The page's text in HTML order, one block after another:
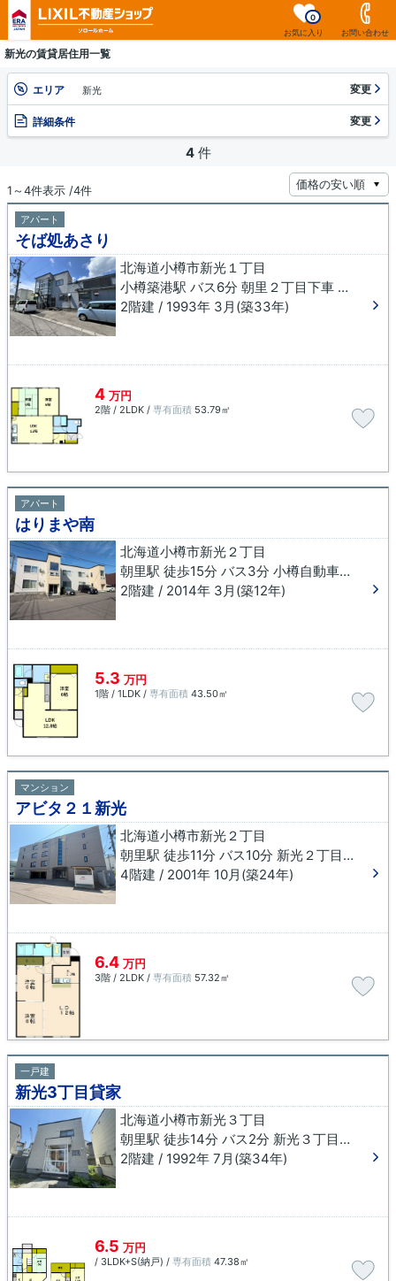
お気に入り
0
お問い合わせ
新光の賃貸居住用一覧
エリア 新光 変更
詳細条件 変更
4 件
1～4件表示 /4件
アパート
そば処あさり
北海道小樽市新光１丁目
小樽築港駅 バス6分 朝里２丁目下車 徒歩2分
2階建 / 1993年 3月(築33年)
4 万円
2階 / 2LDK / 専有面積 53.79㎡
アパート
はりまや南
北海道小樽市新光２丁目
朝里駅 徒歩15分 バス3分 小樽自動車学校前下車 徒歩3分
2階建 / 2014年 3月(築12年)
5.3 万円
1階 / 1LDK / 専有面積 43.50㎡
マンション
アビタ２１新光
北海道小樽市新光２丁目
朝里駅 徒歩11分 バス10分 新光２丁目下車 徒歩1分
4階建 / 2001年 10月(築24年)
6.4 万円
3階 / 2LDK / 専有面積 57.32㎡
一戸建
新光3丁目貸家
北海道小樽市新光３丁目
朝里駅 徒歩14分 バス2分 新光３丁目下車 徒歩2分
2階建 / 1992年 7月(築34年)
6.5 万円
/ 3LDK+S(納戸) / 専有面積 47.38㎡